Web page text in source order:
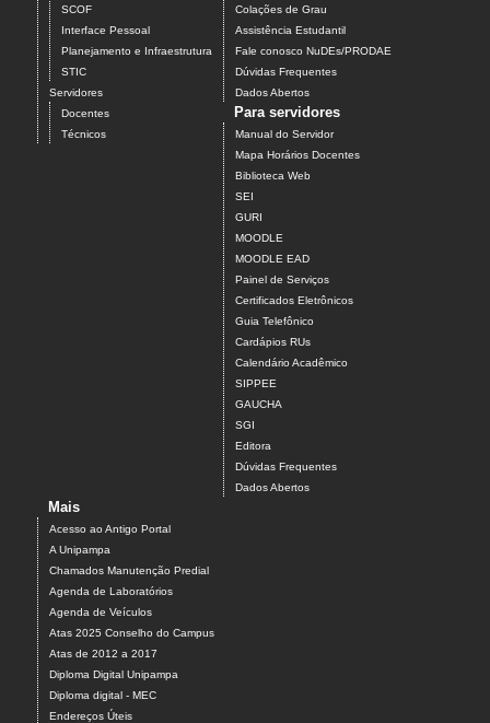
SCOF
Interface Pessoal
Planejamento e Infraestrutura
STIC
Servidores
Docentes
Técnicos
Colações de Grau
Assistência Estudantil
Fale conosco NuDEs/PRODAE
Dúvidas Frequentes
Dados Abertos
Para servidores
Manual do Servidor
Mapa Horários Docentes
Biblioteca Web
SEI
GURI
MOODLE
MOODLE EAD
Painel de Serviços
Certificados Eletrônicos
Guia Telefônico
Cardápios RUs
Calendário Acadêmico
SIPPEE
GAUCHA
SGI
Editora
Dúvidas Frequentes
Dados Abertos
Mais
Acesso ao Antigo Portal
A Unipampa
Chamados Manutenção Predial
Agenda de Laboratórios
Agenda de Veículos
Atas 2025 Conselho do Campus
Atas de 2012 a 2017
Diploma Digital Unipampa
Diploma digital - MEC
Endereços Úteis